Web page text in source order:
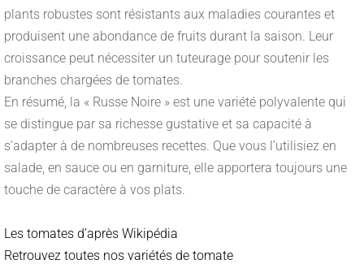
plants robustes sont résistants aux maladies courantes et
produisent une abondance de fruits durant la saison. Leur
croissance peut nécessiter un tuteurage pour soutenir les
branches chargées de tomates.
En résumé, la « Russe Noire » est une variété polyvalente qui
se distingue par sa richesse gustative et sa capacité à
s’adapter à de nombreuses recettes. Que vous l’utilisiez en
salade, en sauce ou en garniture, elle apportera toujours une
touche de caractère à vos plats.
Les tomates d’après Wikipédia
Retrouvez toutes nos variétés de tomate